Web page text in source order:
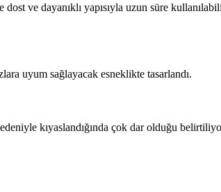
ve dayanıklı yapısıyla uzun süre
uyum sağlayacak esneklikte tasarlandı.
kıyaslandığında çok dar olduğu